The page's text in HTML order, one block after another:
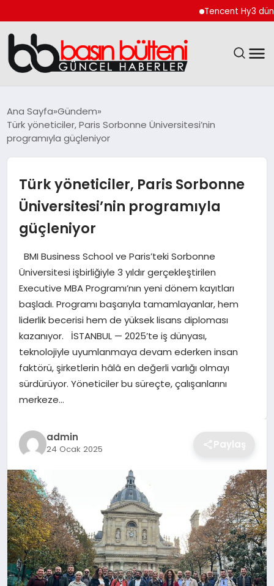
Tencent Hy3 dünya
GÜNCEL
MAGAZIN
SAĞLIK
SPOR
TEKNOLOJI
YAŞAM
GÜNDEM
Ana Sayfa Gündem
Türk yöneticiler, Paris Sorbonne Üniversitesi’nin
programıyla güçleniyor
Türk yöneticiler, Paris Sorbonne
Üniversitesi’nin programıyla
güçleniyor
BMI Business School ve Paris’teki Sorbonne
Üniversitesi işbirliğiyle 3 yıldır gerçekleştirilen
Executive MBA Programı’nın yeni dönem kayıtları
başladı. Programı başarıyla tamamlayanlar, hem
liderlik becerisi hem de yüksek lisans diploması
kazanıyor. İSTANBUL — 2025’te iş dünyası,
teknolojiyle uyumlanmaya devam ederken insan
faktörü, şirketlerin hâlâ en değerli varlığı olmayı
sürdürüyor. Yöneticiler bu süreçte, çalışanlarını
merkeze…
admin
24 Ocak 2025 Paylaş